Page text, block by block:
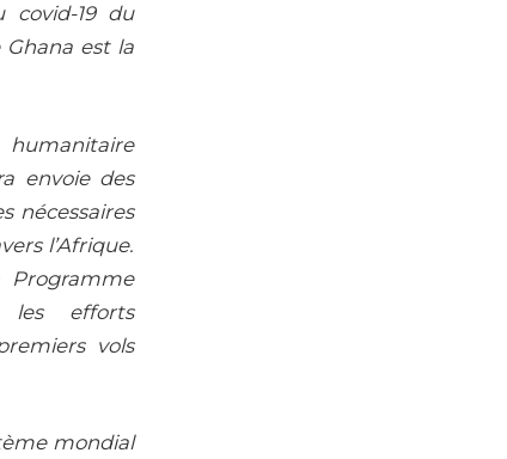
19 du
est la
envoie des
nécessaires
l’Afrique.
les efforts
vols
mondial